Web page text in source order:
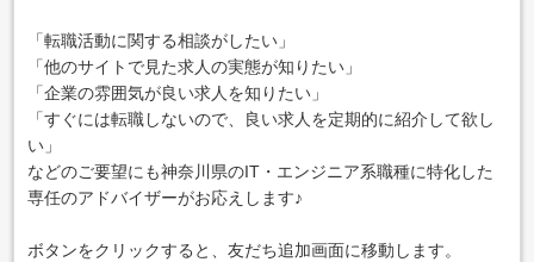
「転職活動に関する相談がしたい」
「他のサイトで見た求人の実態が知りたい」
「企業の雰囲気が良い求人を知りたい」
「すぐには転職しないので、良い求人を定期的に紹介して欲し
い」
などのご要望にも神奈川県のIT・エンジニア系職種に特化した
専任のアドバイザーがお応えします♪
ボタンをクリックすると、友だち追加画面に移動します。